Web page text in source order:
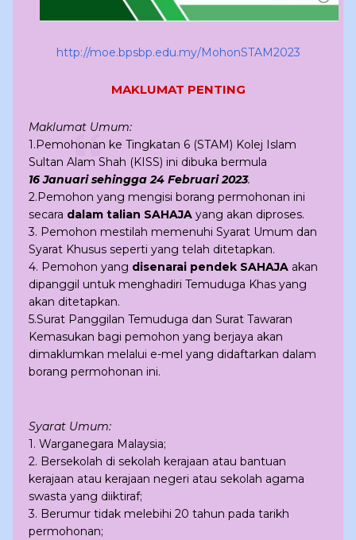
http://moe.bpsbp.edu.my/MohonSTAM2023
MAKLUMAT PENTING
Maklumat Umum:
1.Pemohonan ke Tingkatan 6 (STAM) Kolej Islam
Sultan Alam Shah (KISS) ini dibuka bermula
16Januari sehingga 24 Februari 2023.
2.Pemohon yang mengisi borang permohonan ini
secara dalam talian SAHAJA yang akan diproses.
3. Pemohon mestilah memenuhi Syarat Umum dan
Syarat Khusus seperti yang telah ditetapkan.
4. Pemohon yang disenarai pendek SAHAJA akan
dipanggil untuk menghadiri Temuduga Khas yang
akan ditetapkan.
5.Surat Panggilan Temuduga dan Surat Tawaran
Kemasukan bagi pemohon yang berjaya akan
dimaklumkan melalui e-mel yang didaftarkan dalam
borang permohonan ini.
Syarat Umum:
1. Warganegara Malaysia;
2. Bersekolah di sekolah kerajaan atau bantuan
kerajaan atau kerajaan negeri atau sekolah agama
swasta yang diiktiraf;
3. Berumur tidak melebihi 20 tahun pada tarikh
permohonan;